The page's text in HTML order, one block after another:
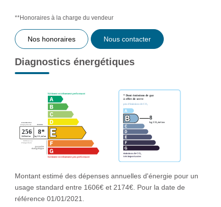
**Honoraires à la charge du vendeur
Nos honoraires Nous contacter
Diagnostics énergétiques
Montant estimé des dépenses annuelles d'énergie pour un
usage standard entre 1606€ et 2174€. Pour la date de
référence 01/01/2021.